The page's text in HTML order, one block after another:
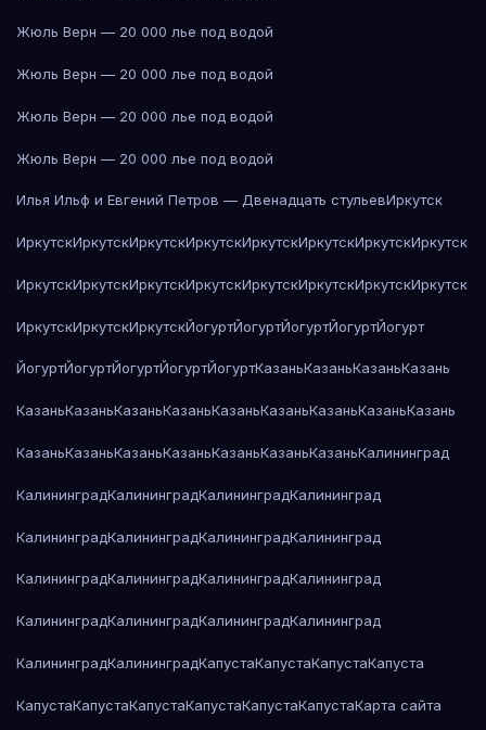
Жюль Верн — 20 000 лье под водой
Жюль Верн — 20 000 лье под водой
Жюль Верн — 20 000 лье под водой
Жюль Верн — 20 000 лье под водой
Илья Ильф и Евгений Петров — Двенадцать стульевИркутск
ИркутскИркутскИркутскИркутскИркутскИркутскИркутскИркутск
ИркутскИркутскИркутскИркутскИркутскИркутскИркутскИркутск
ИркутскИркутскИркутскЙогуртЙогуртЙогуртЙогуртЙогурт
ЙогуртЙогуртЙогуртЙогуртЙогуртКазаньКазаньКазаньКазань
КазаньКазаньКазаньКазаньКазаньКазаньКазаньКазаньКазань
КазаньКазаньКазаньКазаньКазаньКазаньКазаньКалининград
КалининградКалининградКалининградКалининград
КалининградКалининградКалининградКалининград
КалининградКалининградКалининградКалининград
КалининградКалининградКалининградКалининград
КалининградКалининградКапустаКапустаКапустаКапуста
КапустаКапустаКапустаКапустаКапустаКапустаКарта сайта